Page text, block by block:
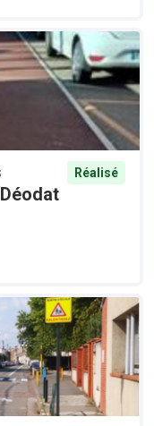
Réalisé